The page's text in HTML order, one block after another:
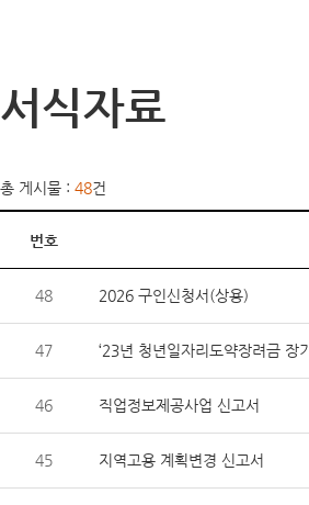
서식자료
총 게시물 : 48건
번호
48 2026 구인신청서(상용)
47 ‘23년 청년일자리도약장려금 장
46 직업정보제공사업 신고서
45 지역고용 계획변경 신고서